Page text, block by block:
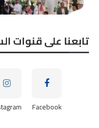
تابعنا على قنوات
Facebook